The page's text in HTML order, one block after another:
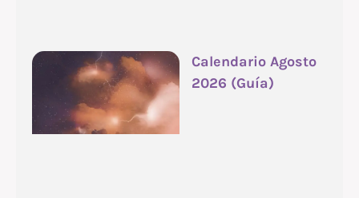
Calendario Agosto
2026 (Guía)